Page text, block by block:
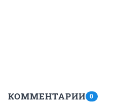
КОММЕНТАРИИ 0